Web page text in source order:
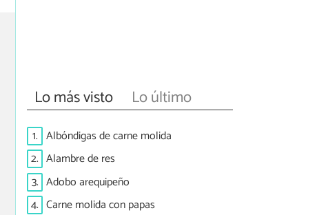
Lo más visto Lo último
1. Albóndigas de carne molida
2. Alambre de res
3. Adobo arequipeño
4. Carne molida con papas